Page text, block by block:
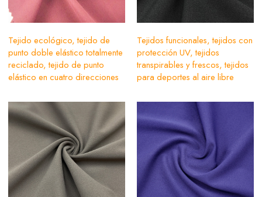
Tejido ecológico, tejido de
punto doble elástico totalmente
reciclado, tejido de punto
elástico en cuatro direcciones
Tejidos funcionales, tejidos con
protección UV, tejidos
transpirables y frescos, tejidos
para deportes al aire libre